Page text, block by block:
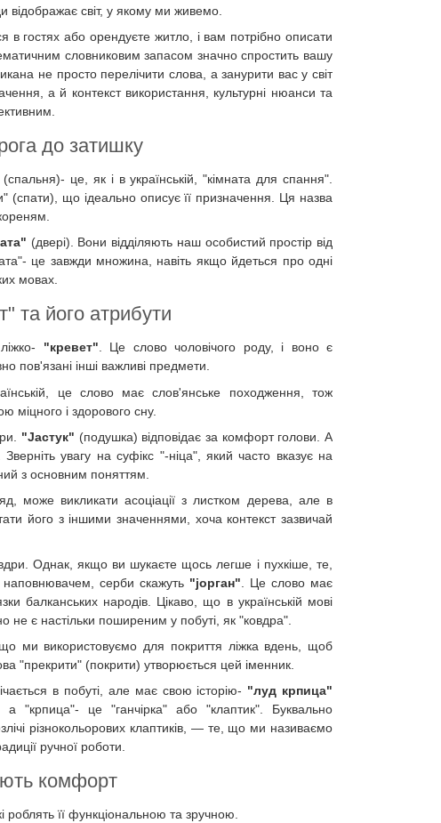
відображає світ, у якому ми живемо.
в гостях або орендуєте житло, і вам потрібно описати
словниковим запасом значно спростить вашу
не просто перелічити слова, а занурити вас у світ
а й контекст використання, культурні нюанси та
до затишку
(спальня)- це, як і в українській, "кімната для спання".
(спати), що ідеально описує її призначення. Ця назва
(двері). Вони відділяють наш особистий простір від
це завжди множина, навіть якщо йдеться про одні
мовах.
та його атрибути
"кревет" . Це слово чоловічого роду, і воно є
пов'язані інші важливі предмети.
це слово має слов'янське походження, тож
міцного і здорового сну.
"Јастук" (подушка) відповідає за комфорт голови. А
увагу на суфікс "-ніца", який часто вказує на
з основним поняттям.
може викликати асоціації з листком дерева, але в
його з іншими значеннями, хоча контекст зазвичай
Однак, якщо ви шукаєте щось легше і пухкіше, те,
серби скажуть "јорган" . Це слово має
балканських народів. Цікаво, що в українській мові
не є настільки поширеним у побуті, як "ковдра".
ми використовуємо для покриття ліжка вдень, щоб
"прекрити" (покрити) утворюється цей іменник.
в побуті, але має свою історію- "луд крпица"
"крпица"- це "ганчірка" або "клаптик". Буквально
різнокольорових клаптиків, — те, що ми називаємо
ручної роботи.
комфорт
її функціональною та зручною.